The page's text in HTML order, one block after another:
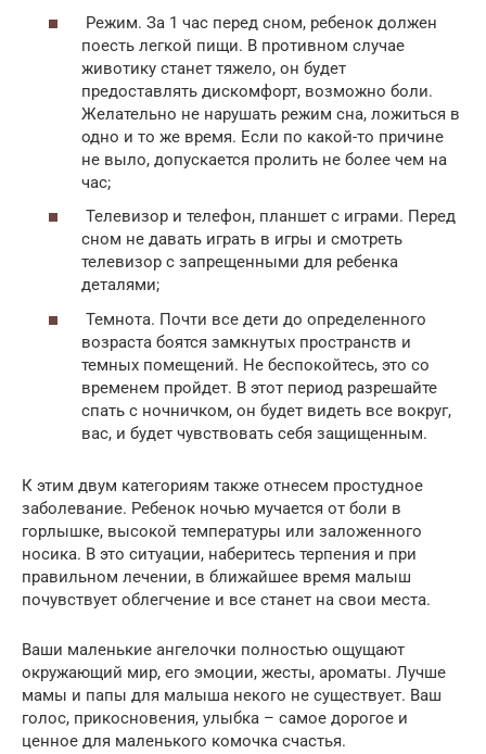
Режим. За 1 час перед сном, ребенок должен
поесть легкой пищи. В противном случае
животику станет тяжело, он будет
предоставлять дискомфорт, возможно боли.
Желательно не нарушать режим сна, ложиться в
одно и то же время. Если по какой-то причине
не выло, допускается пролить не более чем на
час;
Телевизор и телефон, планшет с играми. Перед
сном не давать играть в игры и смотреть
телевизор с запрещенными для ребенка
деталями;
Темнота. Почти все дети до определенного
возраста боятся замкнутых пространств и
темных помещений. Не беспокойтесь, это со
временем пройдет. В этот период разрешайте
спать с ночничком, он будет видеть все вокруг,
вас, и будет чувствовать себя защищенным.
К этим двум категориям также отнесем простудное
заболевание. Ребенок ночью мучается от боли в
горлышке, высокой температуры или заложенного
носика. В это ситуации, наберитесь терпения и при
правильном лечении, в ближайшее время малыш
почувствует облегчение и все станет на свои места.
Ваши маленькие ангелочки полностью ощущают
окружающий мир, его эмоции, жесты, ароматы. Лучше
мамы и папы для малыша некого не существует. Ваш
голос, прикосновения, улыбка – самое дорогое и
ценное для маленького комочка счастья.